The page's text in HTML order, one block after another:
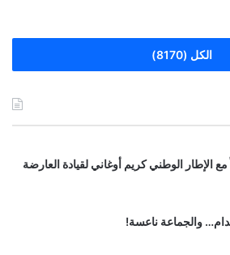
الكل (8170)
الإطار الوطني كريم أوغاني لقيادة العارضة
والجماعة ناعسة!